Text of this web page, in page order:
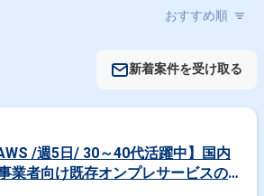
新着案件を受け取る
/週5日/ 30～40代活躍中】国内
業者向け既存オンプレサービスのク